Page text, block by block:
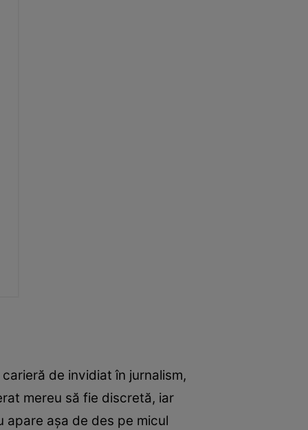
de invidiat în jurnalism,
mereu să fie discretă, iar
apare așa de des pe micul